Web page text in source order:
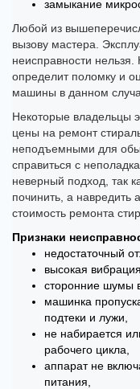
замыкание
Любой из
вызову мастера.
неисправности
определит поломку и
машины в данном
Некоторые владельцы
цены на ремонт
неподъемными для
справиться с
неверный подход, так
починить, а навредить
стоимость ремонта
Признаки
недостаточный
высокая
сторонние шумы
машинка
подтеки и лужи,
не набирается
рабочего цикла,
аппарат не
питания,